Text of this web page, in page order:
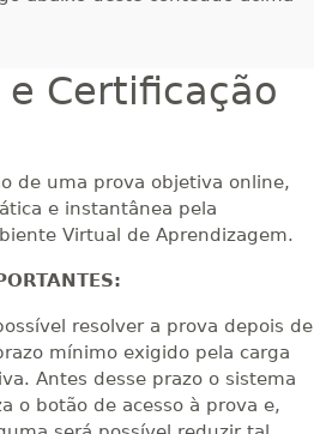
Certificação
de uma prova objetiva online,
e instantânea pela
Virtual de Aprendizagem.
resolver a prova depois de
mínimo exigido pela carga
Antes desse prazo o sistema
o botão de acesso à prova e,